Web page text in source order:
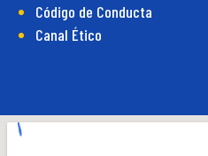
Código de Conducta
Canal Ético